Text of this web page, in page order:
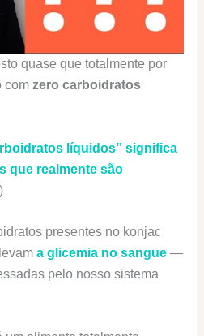
quase que totalmente por
com zero carboidratos
líquidos” significa
que realmente são
presentes no konjac
a glicemia no sangue—
pelo nosso sistema